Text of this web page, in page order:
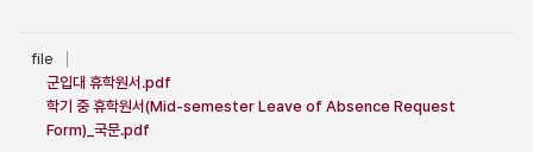
file
군입대 휴학원서.pdf
학기 중 휴학원서(Mid-semester Leave of Absence Request
Form)_국문.pdf